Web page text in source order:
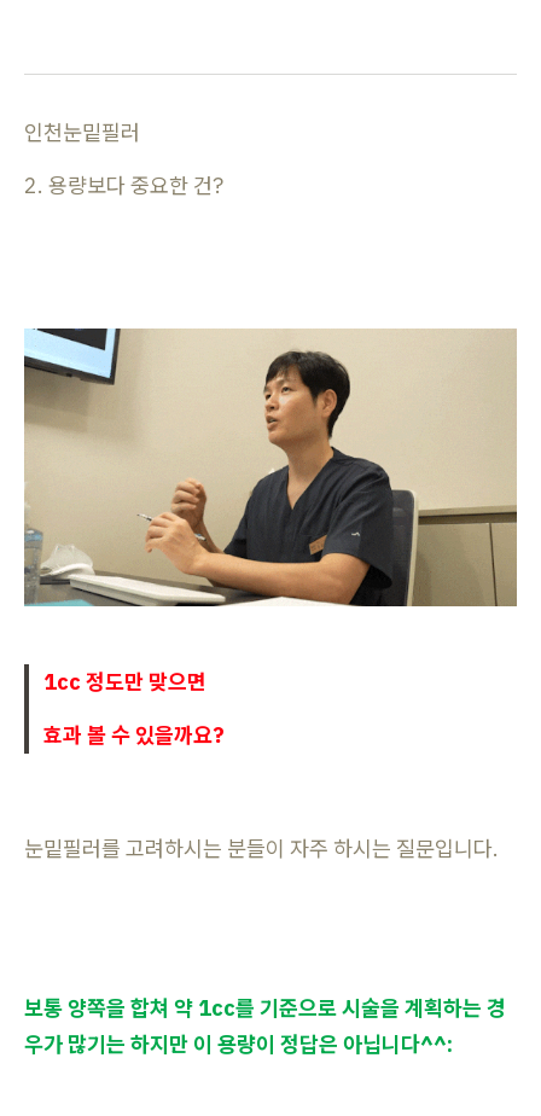
인천눈밑필러
2. 용량보다 중요한 건?
1cc 정도만 맞으면
효과 볼 수 있을까요?
눈밑필러를 고려하시는 분들이 자주 하시는 질문입니다.
보통 양쪽을 합쳐 약 1cc를 기준으로 시술을 계획하는 경
우가 많기는 하지만 이 용량이 정답은 아닙니다^^: